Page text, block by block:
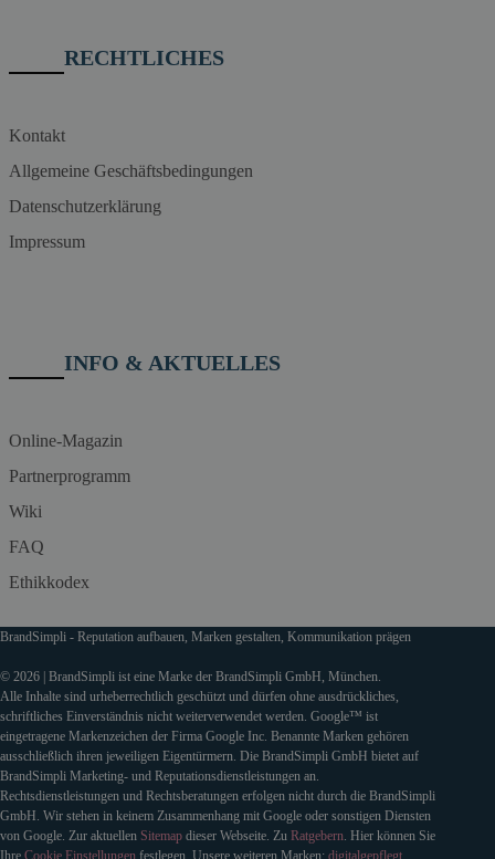
RECHTLICHES
Kontakt
Allgemeine Geschäftsbedingungen
Datenschutzerklärung
Impressum
INFO & AKTUELLES
Online-Magazin
Partnerprogramm
Wiki
FAQ
Ethikkodex
BrandSimpli - Reputation aufbauen, Marken gestalten, Kommunikation prägen
© 2026 | BrandSimpli ist eine Marke der BrandSimpli GmbH, München.
Alle Inhalte sind urheberrechtlich geschützt und dürfen ohne ausdrückliches,
schriftliches Einverständnis nicht weiterverwendet werden. Google™ ist
eingetragene Markenzeichen der Firma Google Inc. Benannte Marken gehören
ausschließlich ihren jeweiligen Eigentürmern. Die BrandSimpli GmbH bietet auf
BrandSimpli Marketing- und Reputationsdienstleistungen an.
Rechtsdienstleistungen und Rechtsberatungen erfolgen nicht durch die BrandSimpli
GmbH. Wir stehen in keinem Zusammenhang mit Google oder sonstigen Diensten
von Google. Zur aktuellen Sitemap dieser Webseite. Zu Ratgebern . Hier können Sie
Ihre Cookie Einstellungen festlegen. Unsere weiteren Marken: digitalgepflegt